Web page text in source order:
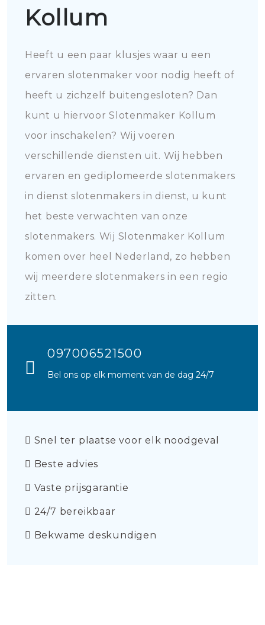
Kollum
Heeft u een paar klusjes waar u een
ervaren slotenmaker voor nodig heeft of
heeft u zichzelf buitengesloten? Dan
kunt u hiervoor Slotenmaker Kollum
voor inschakelen? Wij voeren
verschillende diensten uit. Wij hebben
ervaren en gediplomeerde slotenmakers
in dienst slotenmakers in dienst, u kunt
het beste verwachten van onze
slotenmakers. Wij Slotenmaker Kollum
komen over heel Nederland, zo hebben
wij meerdere slotenmakers in een regio
zitten.
097006521500
Bel ons op elk moment van de dag 24/7
Snel ter plaatse voor elk noodgeval
Beste advies
Vaste prijsgarantie
24/7 bereikbaar
Bekwame deskundigen